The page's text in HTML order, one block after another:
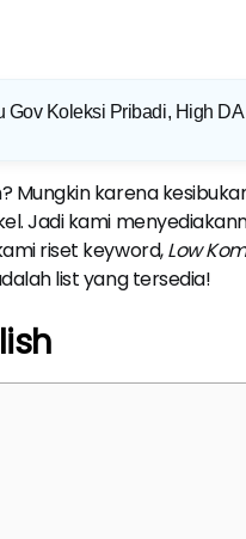
Gov Koleksi Pribadi, High DA
Mungkin karena
Jadi kami
riset keyword,Low
list yang tersedia!